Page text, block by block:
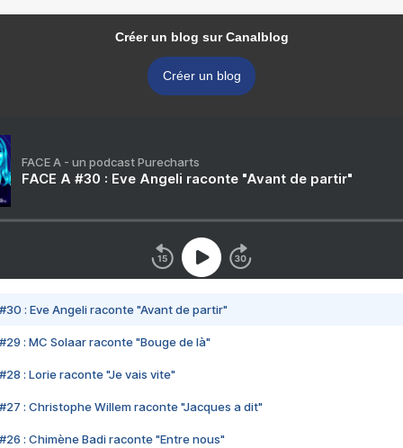
Créer un blog sur Canalblog
Créer un blog
FACE A - un podcast Purecharts
FACE A #30 : Eve Angeli raconte "Avant de partir"
#30 : Eve Angeli raconte "Avant de partir"
#29 : MC Solaar raconte "Bouge de là"
#28 : Lorie raconte "Je vais vite"
#27 : Christophe Willem raconte "Jacques a dit"
#26 : Chimène Badi raconte "Entre nous"